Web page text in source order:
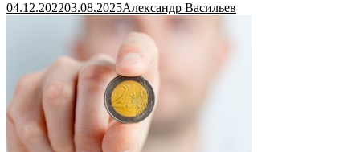
04.12.202203.08.2025Александр Васильев